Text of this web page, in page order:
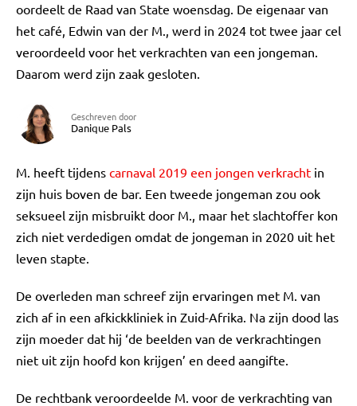
oordeelt de Raad van State woensdag. De eigenaar van
het café, Edwin van der M., werd in 2024 tot twee jaar cel
veroordeeld voor het verkrachten van een jongeman.
Daarom werd zijn zaak gesloten.
Geschreven door
Danique Pals
M. heeft tijdens carnaval 2019 een jongen verkracht in
zijn huis boven de bar. Een tweede jongeman zou ook
seksueel zijn misbruikt door M., maar het slachtoffer kon
zich niet verdedigen omdat de jongeman in 2020 uit het
leven stapte.
De overleden man schreef zijn ervaringen met M. van
zich af in een afkickkliniek in Zuid-Afrika. Na zijn dood las
zijn moeder dat hij ‘de beelden van de verkrachtingen
niet uit zijn hoofd kon krijgen’ en deed aangifte.
De rechtbank veroordeelde M. voor de verkrachting van